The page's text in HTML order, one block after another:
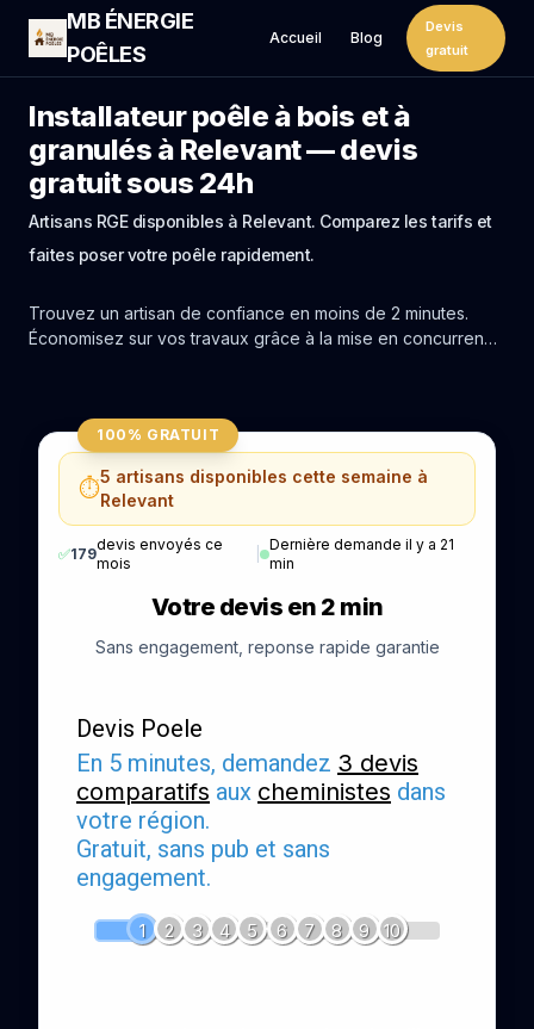
MB ÉNERGIE
POÊLES
Accueil Blog
Devis
gratuit
Installateur poêle à bois et à
granulés à Relevant — devis
gratuit sous 24h
Artisans RGE disponibles à Relevant. Comparez les tarifs et
faites poser votre poêle rapidement.
Trouvez un artisan de confiance en moins de 2 minutes.
Économisez sur vos travaux grâce à la mise en concurrence
100% GRATUIT
⏱️5 artisans disponibles cette semaine à
Relevant
✅179
devis envoyés ce
mois
Dernière demande il y a 21
min
Votre devis en 2 min
Sans engagement, reponse rapide garantie
Devis Poele
En 5 minutes, demandez 3 devis
comparatifs aux cheministes dans
votre région.
Gratuit, sans pub et sans
engagement.
1 2 3 4 5 6 7 8 9 10